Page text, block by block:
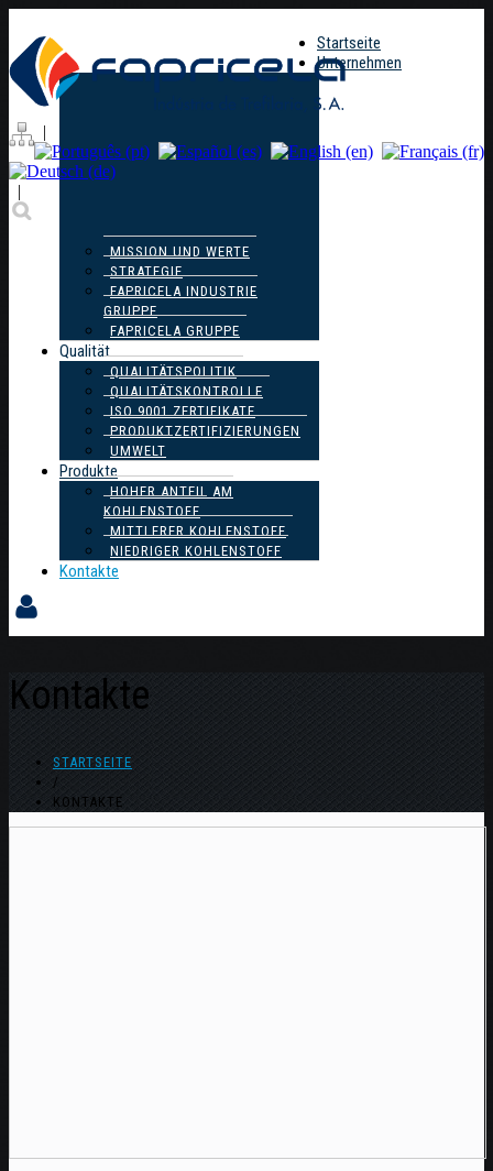
|
|
Startseite
Unternehmen
MISSION UND WERTE
STRATEGIE
FAPRICELA INDUSTRIE
GRUPPE
FAPRICELA GRUPPE
Qualität
QUALITÄTSPOLITIK
QUALITÄTSKONTROLLE
ISO 9001 ZERTIFIKATE
PRODUKTZERTIFIZIERUNGEN
UMWELT
Produkte
HOHER ANTEIL AM
KOHLENSTOFF
MITTLERER KOHLENSTOFF
NIEDRIGER KOHLENSTOFF
Kontakte
Kontakte
STARTSEITE
/
KONTAKTE